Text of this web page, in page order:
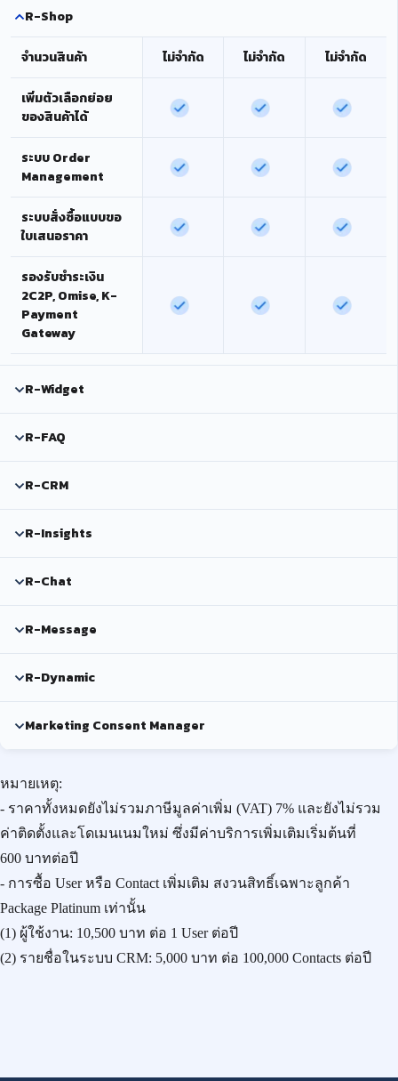
R-Shop
จำนวนสินค้า ไม่จำกัด ไม่จำกัด ไม่จำกัด
เพิ่มตัวเลือกย่อย
ของสินค้าได้
ระบบ Order
Management
ระบบสั่งซื้อแบบขอ
ใบเสนอราคา
รองรับชำระเงิน
2C2P, Omise, K-
Payment
Gateway
R-Widget
R-FAQ
R-CRM
R-Insights
R-Chat
R-Message
R-Dynamic
Marketing Consent Manager
หมายเหตุ:
- ราคาทั้งหมดยังไม่รวมภาษีมูลค่าเพิ่ม (VAT) 7% และยังไม่รวม
ค่าติดตั้งและโดเมนเนมใหม่ ซึ่งมีค่าบริการเพิ่มเติมเริ่มต้นที่
600 บาทต่อปี
- การซื้อ User หรือ Contact เพิ่มเติม สงวนสิทธิ์เฉพาะลูกค้า
Package Platinum เท่านั้น
(1) ผู้ใช้งาน: 10,500 บาท ต่อ 1 User ต่อปี
(2) รายชื่อในระบบ CRM: 5,000 บาท ต่อ 100,000 Contacts ต่อปี